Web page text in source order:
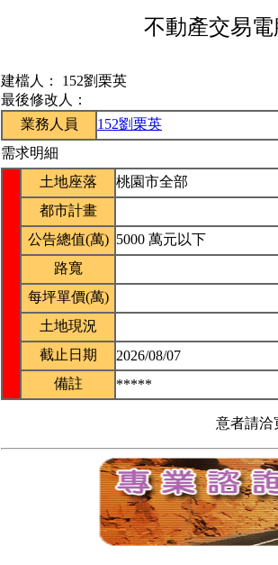
不動產交易
建檔人： 152劉栗英
最後修改人：
業務人員
152劉栗英
需求明細
土地座落
桃園市全部
都市計畫
公告總值(萬) 5000 萬元以下
路寬
每坪單價(萬)
土地現況
截止日期
2026/08/07
備註
*****
意者請洽